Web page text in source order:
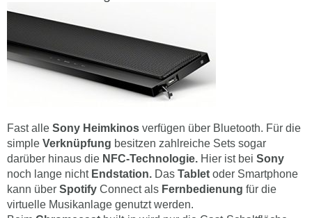
Fast alle Sony Heimkinos verfügen über Bluetooth. Für die
simple Verknüpfung besitzen zahlreiche Sets sogar
darüber hinaus die NFC-Technologie. Hier ist bei Sony
noch lange nicht Endstation. Das Tablet oder Smartphone
kann über Spotify Connect als Fernbedienung für die
virtuelle Musikanlage genutzt werden.